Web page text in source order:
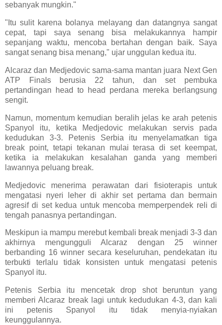
sebanyak mungkin."
"Itu sulit karena bolanya melayang dan datangnya sangat
cepat, tapi saya senang bisa melakukannya hampir
sepanjang waktu, mencoba bertahan dengan baik. Saya
sangat senang bisa menang," ujar unggulan kedua itu.
Alcaraz dan Medjedovic sama-sama mantan juara Next Gen
ATP Finals berusia 22 tahun, dan set pembuka
pertandingan head to head perdana mereka berlangsung
sengit.
Namun, momentum kemudian beralih jelas ke arah petenis
Spanyol itu, ketika Medjedovic melakukan servis pada
kedudukan 3-3. Petenis Serbia itu menyelamatkan tiga
break point, tetapi tekanan mulai terasa di set keempat,
ketika ia melakukan kesalahan ganda yang memberi
lawannya peluang break.
Medjedovic menerima perawatan dari fisioterapis untuk
mengatasi nyeri leher di akhir set pertama dan bermain
agresif di set kedua untuk mencoba memperpendek reli di
tengah panasnya pertandingan.
Meskipun ia mampu merebut kembali break menjadi 3-3 dan
akhirnya mengungguli Alcaraz dengan 25 winner
berbanding 16 winner secara keseluruhan, pendekatan itu
terbukti terlalu tidak konsisten untuk mengatasi petenis
Spanyol itu.
Petenis Serbia itu mencetak drop shot beruntun yang
memberi Alcaraz break lagi untuk kedudukan 4-3, dan kali
ini petenis Spanyol itu tidak menyia-nyiakan
keunggulannya.